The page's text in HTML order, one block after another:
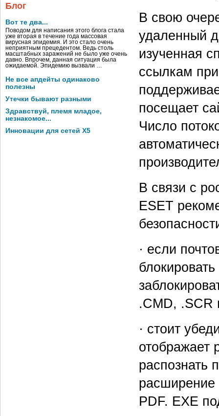
Блог
Вот те два...
Поводом для написания этого блога стала
уже вторая в течение года массовая
вирусная эпидемия. И это стало очень
неприятным прецедентом. Ведь столь
масштабных заражений не было уже очень
давно. Впрочем, данная ситуация была
ожидаемой. Эпидемию вызвали …
Не все апдейты одинаково
полезны
Утечки бывают разными
Здравствуй, племя младое,
незнакомое...
Инновации для сетей X5
В свою
удаленный
изученная
ссылкам
посещает
Число
В связи с
ESET
· если
.CMD, .SCR
· стоит
распознать
PDF. EXE